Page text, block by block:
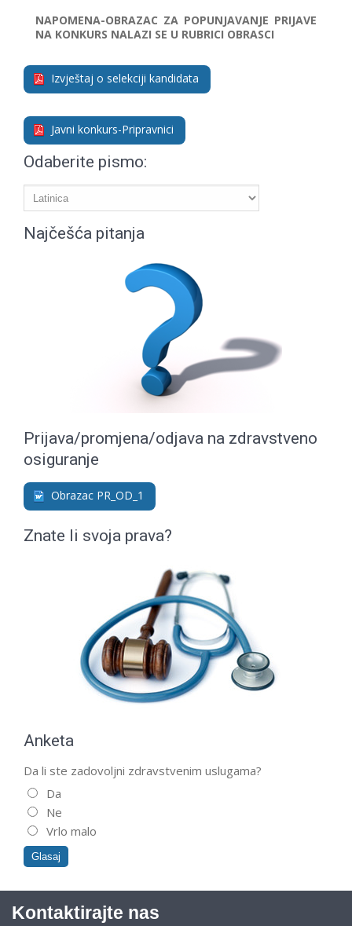
NAPOMENA-OBRAZAC ZA POPUNJAVANJE PRIJAVE
NA KONKURS NALAZI SE U RUBRICI OBRASCI
Izvještaj o selekciji kandidata
Javni konkurs-Pripravnici
Odaberite pismo:
Najčešća pitanja
Prijava/promjena/odjava na zdravstveno
osiguranje
Obrazac PR_OD_1
Znate li svoja prava?
Anketa
Da li ste zadovoljni zdravstvenim uslugama?
Da
Ne
Vrlo malo
Kontaktirajte nas